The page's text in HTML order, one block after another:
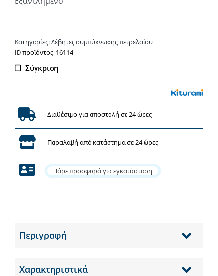
Κατηγορίες:Λέβητες συμπύκνωσης πετρελαίου
ΙD προϊόντος: 16114
Σύγκριση
Διαθέσιμο για αποστολή σε 24 ώρες
Παραλαβή από κατάστημα σε 24 ώρες
Πάρε προσφορά για εγκατάσταση
Περιγραφή
Χαρακτηριστικά